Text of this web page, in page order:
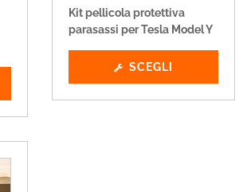
Kit pellicola protettiva
parasassi per Tesla Model Y
SCEGLI